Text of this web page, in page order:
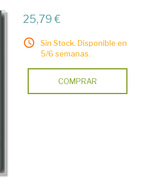
25,79 €
Sin Stock. Disponible en
5/6 semanas.
COMPRAR